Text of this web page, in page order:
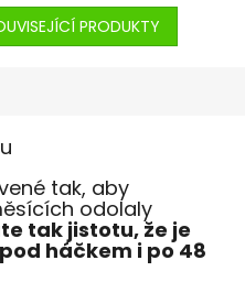
PRODUKTY
tak, aby
odolaly
tak jistotu, že je
háčkem i po 48